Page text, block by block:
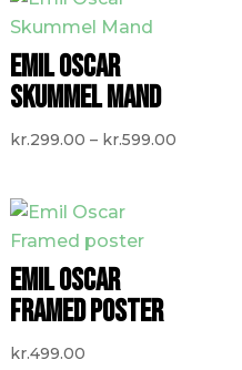
EMIL OSCAR
SKUMMEL MAND
kr.299.00 – kr.599.00
EMIL OSCAR
FRAMED POSTER
kr.499.00